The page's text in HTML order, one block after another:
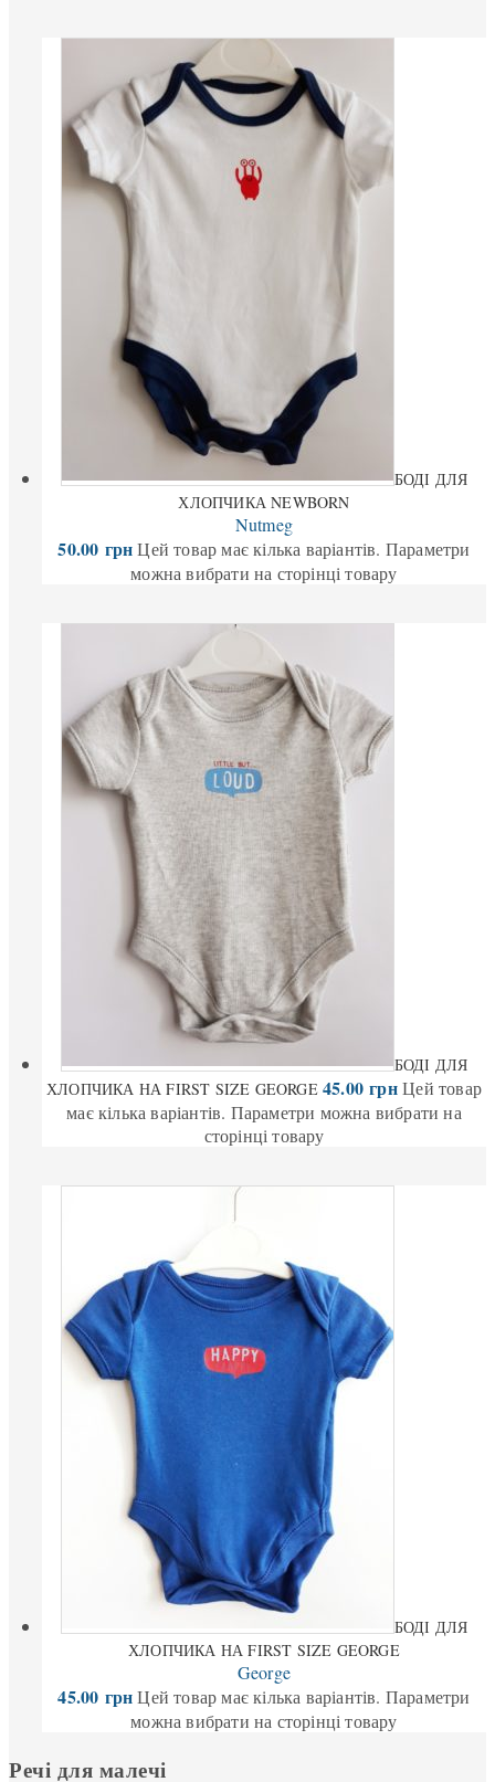
БОДІ ДЛЯ
ХЛОПЧИКА NEWBORN
Nutmeg
50.00 грн Цей товар має кілька варіантів. Параметри
можна вибрати на сторінці товару
БОДІ ДЛЯ
ХЛОПЧИКА НА FIRST SIZE GEORGE 45.00грн Цей товар
має кілька варіантів. Параметри можна вибрати на
сторінці товару
БОДІ ДЛЯ
ХЛОПЧИКА НА FIRST SIZE GEORGE
George
45.00 грн Цей товар має кілька варіантів. Параметри
можна вибрати на сторінці товару
Речі для малечі